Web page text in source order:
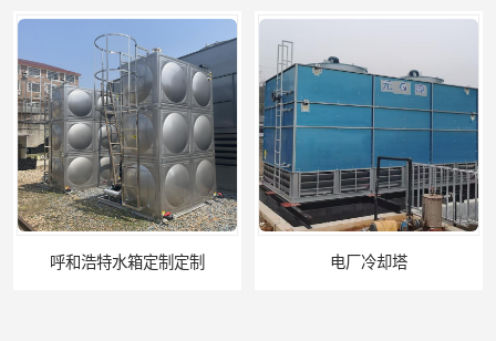
电厂冷却塔 郑州喷淋泵厂家